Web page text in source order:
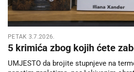
PETAK 3.7.2026.
5 krimića zbog kojih ćete
UMJESTO da brojite stupnjeve na